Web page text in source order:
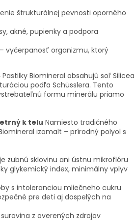
štrukturálnej pevnosti oporného
akné, pupienky a podpora
– vyčerpanosť organizmu, ktorý
Pastilky Biomineral obsahujú soľ Silicea
podľa Schüsslera. Tento
formu minerálu priamo
k telu Namiesto tradičného
izomalt – prírodný polyol s
zubnú sklovinu ani ústnu mikroflóru
glykemický index, minimálny vplyv
s intoleranciou mliečneho cukru
pre deti aj dospelých na
z overených zdrojov